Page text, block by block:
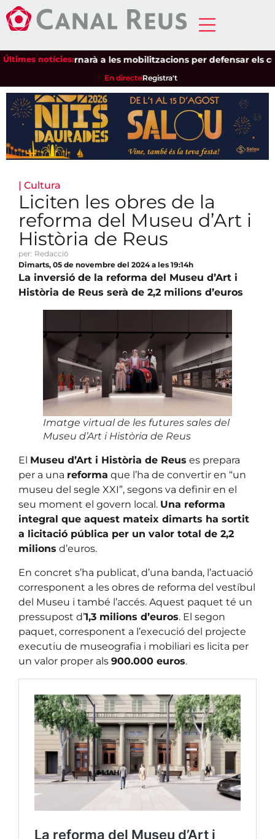
Últimes notícies:tornarà a les mobilitzacions per defensar els
En directeRegistra't
| Cultura
Liciten les obres de la
reforma del Museu d’Art i
Història de Reus
per: Redacció
Dimarts, 05 de novembre del 2024 a les 19:14h
La inversió de la reforma del Museu d’Art i
Història de Reus serà de 2,2 milions d’euros
Imatge virtual de les futures sales del
Museu d’Art i Història de Reus
El Museu d’Art i Història de Reus es prepara
per a una reforma que l’ha de convertir en “un
museu del segle XXI”, segons va definir en el
seu moment el govern local. Una reforma
integral que aquest mateix dimarts ha sortit
a licitació pública per un valor total de 2,2
milions d’euros.
En concret s’ha publicat, d’una banda, l’actuació
corresponent a les obres de reforma del vestíbul
del Museu i també l’accés. Aquest paquet té un
pressupost d’1,3 milions d’euros. El segon
paquet, corresponent a l’execució del projecte
executiu de museografia i mobiliari es licita per
un valor proper als 900.000 euros.